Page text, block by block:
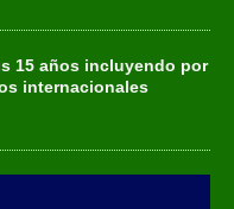
15 años incluyendo por
internacionales